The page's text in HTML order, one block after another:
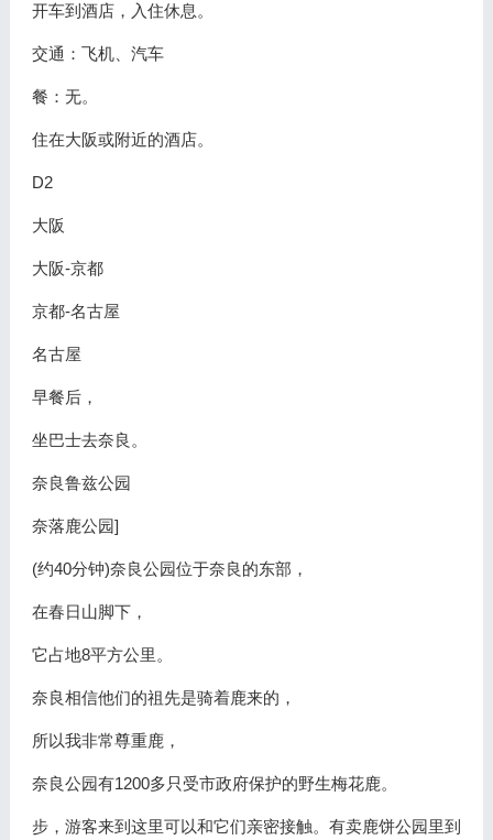
开车到酒店，入住休息。
交通：飞机、汽车
餐：无。
住在大阪或附近的酒店。
D2
大阪
大阪-京都
京都-名古屋
名古屋
早餐后，
坐巴士去奈良。
奈良鲁兹公园
奈落鹿公园]
(约40分钟)奈良公园位于奈良的东部，
在春日山脚下，
它占地8平方公里。
奈良相信他们的祖先是骑着鹿来的，
所以我非常尊重鹿，
奈良公园有1200多只受市政府保护的野生梅花鹿。
步，游客来到这里可以和它们亲密接触。有卖鹿饼公园里到